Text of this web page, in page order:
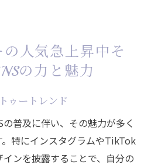
の人気急上昇中そ
の力と魅力
ゥートレンド
普及に伴い、その魅力が多く
特にインスタグラムやTikTok
ンを披露することで、自分の